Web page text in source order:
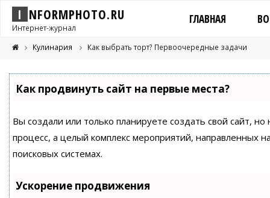
I NFORMPHOTO.RU
Интернет-журнал
ГЛАВНАЯ
Кулинария Как выбрать торт? Первоочередные задачи
Как продвинуть сайт на первые места?
Вы создали или только планируете создать свой сайт,
процесс, а целый комплекс мероприятий, направленных
поисковых системах.
Ускорение продвижения